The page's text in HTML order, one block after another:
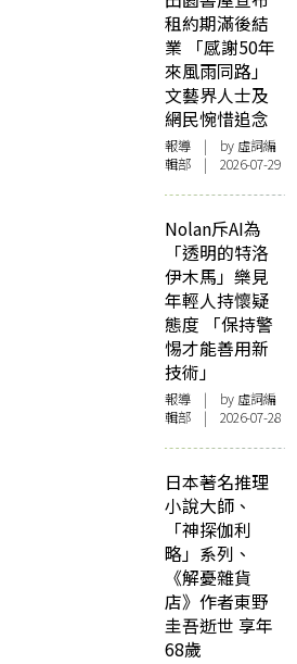
租約期滿後結
業 「感謝50年
來風雨同路」
文藝界人士及
網民惋惜追念
報導 | by 虛詞編
輯部 | 2026-07-29
Nolan斥AI為
「透明的特洛
伊木馬」樂見
年輕人持懷疑
態度 「保持警
惕才能善用新
技術」
報導 | by 虛詞編
輯部 | 2026-07-28
日本著名推理
小說大師、
「神探伽利
略」系列、
《解憂雜貨
店》作者東野
圭吾逝世 享年
68歲